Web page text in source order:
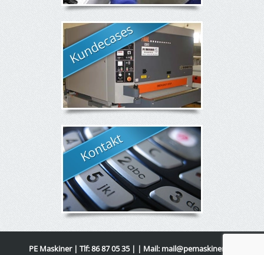
PE Maskiner | Tlf: 86 87 05 35 | | Mail: mail@pemaskiner.dk